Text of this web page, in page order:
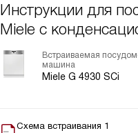
Инструкции для
Miele с
Встраиваемая
машина
Miele G 4930 SCi
Схема встраивания 1